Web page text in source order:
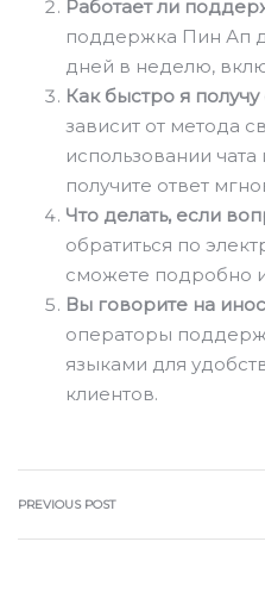
Работает ли
поддержка Пин Ап
дней в неделю,
Как быстро я получу
зависит от метода
использовании
получите ответ
Что делать, если
обратиться по
сможете подробно
Вы говорите на
операторы
языками для
клиентов.
PREVIOUS POST